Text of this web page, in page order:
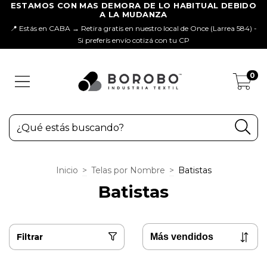
📍 Estás en CABA → Retira gratis en nuestro local de Once (Larrea 584) -
Si preferís envío cotizá con tu CP
0
Inicio > Telas por Nombre > Batistas
Batistas
Filtrar